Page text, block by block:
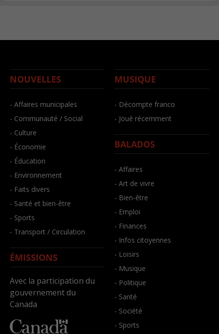
NOUVELLES
- Affaires municipales
- Communauté / Social
- Culture
- Économie
- Éducation
- Environnement
- Faits divers
- Santé et bien-être
- Sports
- Transport / Circulation
ÉMISSIONS
Avec la participation du
gouvernement du
Canada
MUSIQUE
- Décompte franco
- Joué récemment
BALADOS
- Affaires
- Art de vivre
- Bien-être
- Emploi
- Finances
- Infos citoyennes
- Loisirs
- Musique
- Politique
- Santé
- Société
- Sports